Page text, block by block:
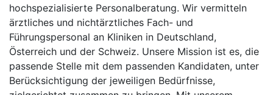
hochspezialisierte Personalberatung. Wir vermitteln
ärztliches und nichtärztliches Fach- und
Führungspersonal an Kliniken in Deutschland,
Österreich und der Schweiz. Unsere Mission ist es, die
passende Stelle mit dem passenden Kandidaten, unter
Berücksichtigung der jeweiligen Bedürfnisse,